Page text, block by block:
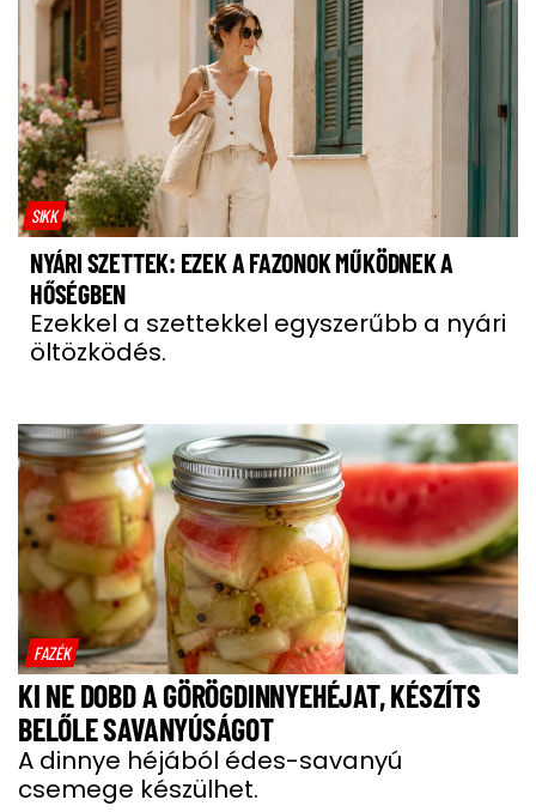
SIKK
NYÁRI SZETTEK: EZEK A FAZONOK MŰKÖDNEK A
HŐSÉGBEN
Ezekkel a szettekkel egyszerűbb a nyári
öltözködés.
FAZÉK
KI NE DOBD A GÖRÖGDINNYEHÉJAT, KÉSZÍTS
BELŐLE SAVANYÚSÁGOT
A dinnye héjából édes-savanyú
csemege készülhet.